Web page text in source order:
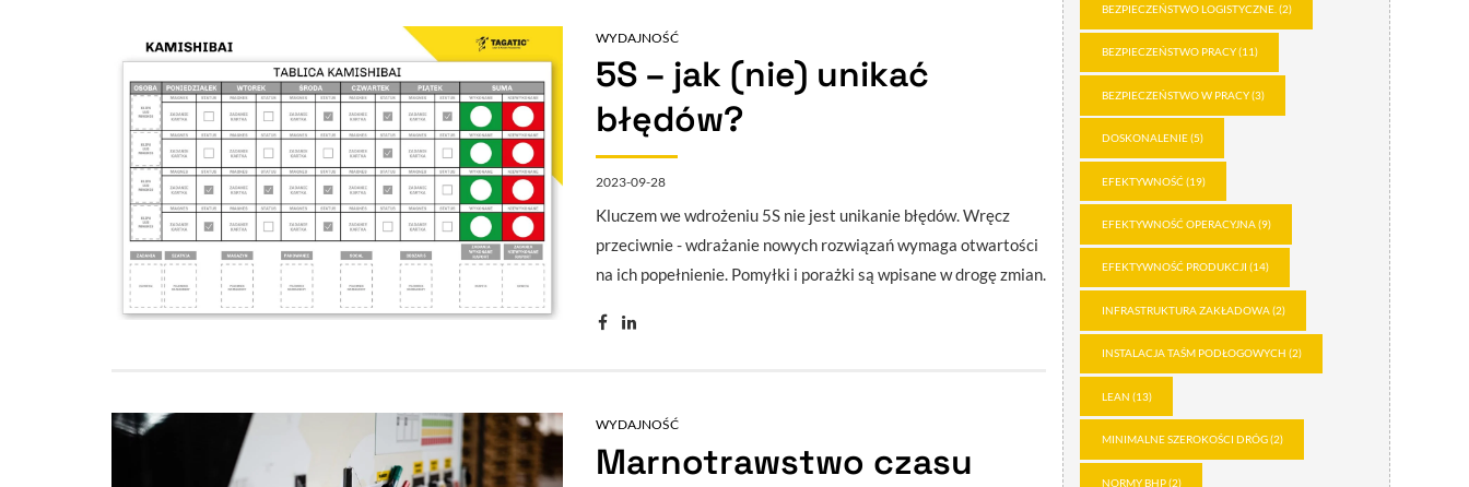
WYDAJNOŚĆ
5S – jak (nie) unikać
błędów?
2023-09-28
Kluczem we wdrożeniu 5S nie jest unikanie błędów. Wręcz
przeciwnie - wdrażanie nowych rozwiązań wymaga otwartości
na ich popełnienie. Pomyłki i porażki są wpisane w drogę zmian.
WYDAJNOŚĆ
Marnotrawstwo czasu
BEZPIECZEŃSTWO LOGISTYCZNE. (2)
BEZPIECZEŃSTWO PRACY(11)
BEZPIECZEŃSTWO W PRACY(3)
DOSKONALENIE(5)
EFEKTYWNOŚĆ(19)
EFEKTYWNOŚĆ OPERACYJNA(9)
EFEKTYWNOŚĆ PRODUKCJI (14)
INFRASTRUKTURA ZAKŁADOWA(2)
INSTALACJA TAŚM PODŁOGOWYCH (2)
LEAN (13)
MINIMALNE SZEROKOŚCI DRÓG(2)
NORMY BHP(2)